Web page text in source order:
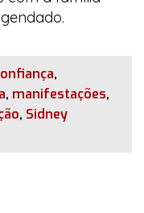
,
, manifestações,
, Sidney